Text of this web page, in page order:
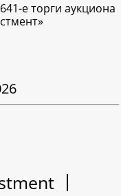
е торги аукциона